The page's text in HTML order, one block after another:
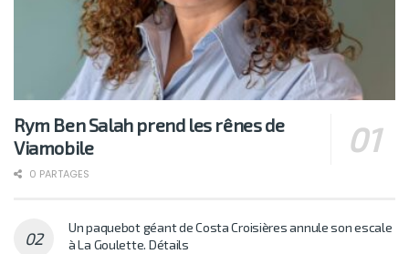
Rym Ben Salah prend les rênes de
Viamobile
0 PARTAGES
Un paquebot géant de Costa Croisières annule son escale
à La Goulette. Détails